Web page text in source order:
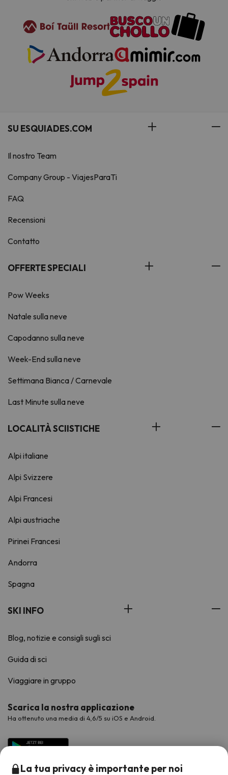
SU ESQUIADES.COM
Il nostro Team
Company Group - ViajesParaTi
FAQ
Recensioni
Contatto
OFFERTE SPECIALI
Pow Weeks
Natale sulla neve
Capodanno sulla neve
Week-End sulla neve
Settimana Bianca / Carnevale
Last Minute sulla neve
LOCALITÀ SCIISTICHE
Alpi italiane
Alpi Svizzere
Alpi Francesi
Alpi austriache
Pirinei Francesi
Andorra
Spagna
SKI INFO
Blog, notizie e consigli sugli sci
Guida di sci
Viaggiare in gruppo
Scarica la nostra applicazione
Ha ottenuto una media di 4,6/5 su iOS e Android.
La tua privacy è importante per noi